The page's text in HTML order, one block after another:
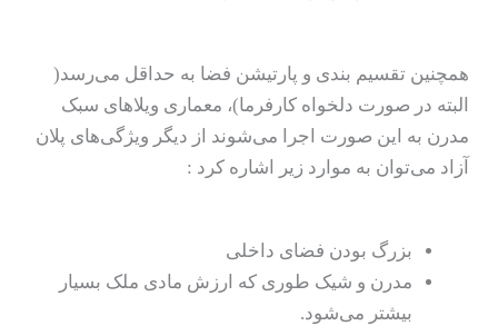
همچنین تقسیم بندی و پارتیشن فضا به حداقل می‌رسد(
البته در صورت دلخواه کارفرما)، معماری ویلاهای سبک
مدرن به این صورت اجرا می‌شوند از دیگر ویژگی‌های پلان
آزاد می‌توان به موارد زیر اشاره کرد :
بزرگ بودن فضای داخلی
مدرن و شیک طوری که ارزش مادی ملک بسیار
بیشتر می‌شود.